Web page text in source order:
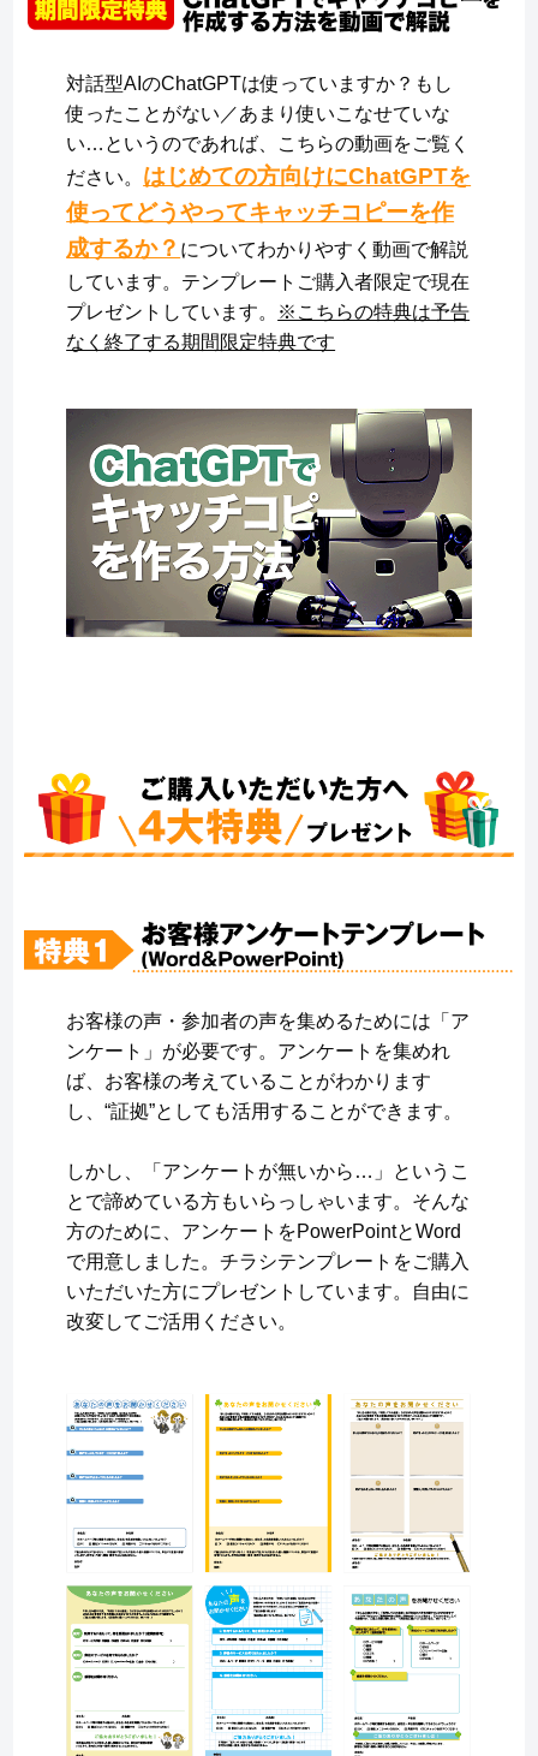
対話型AIのChatGPTは使っていますか？もし
使ったことがない／あまり使いこなせていな
い…というのであれば、こちらの動画をご覧く
ださい。 はじめての方向けにChatGPTを
使ってどうやってキャッチコピーを作
成するか？ についてわかりやすく動画で解説
しています。テンプレートご購入者限定で現在
プレゼントしています。
※こちらの特典は予告
なく終了する期間限定特典です
お客様の声・参加者の声を集めるためには「ア
ンケート」が必要です。アンケートを集めれ
ば、お客様の考えていることがわかります
し、“証拠”としても活用することができます。
しかし、「アンケートが無いから…」というこ
とで諦めている方もいらっしゃいます。そんな
方のために、アンケートをPowerPointとWord
で用意しました。チラシテンプレートをご購入
いただいた方にプレゼントしています。自由に
改変してご活用ください。